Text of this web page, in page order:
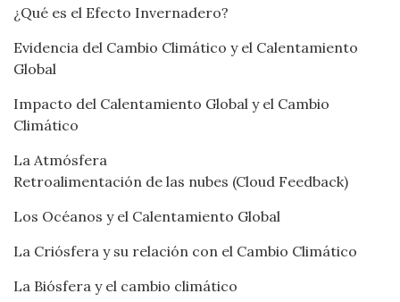
¿Qué es el Efecto Invernadero?
Evidencia del Cambio Climático y el Calentamiento
Global
Impacto del Calentamiento Global y el Cambio
Climático
La Atmósfera
Retroalimentación de las nubes (Cloud Feedback)
Los Océanos y el Calentamiento Global
La Criósfera y su relación con el Cambio Climático
La Biósfera y el cambio climático